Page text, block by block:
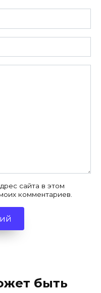
сайта в этом
комментариев.
быть